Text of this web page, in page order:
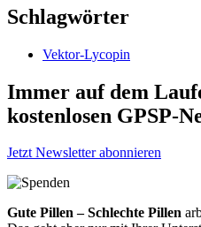
Schlagwörter
Vektor-Lycopin
Immer auf dem
kostenlosen GPSP-
Jetzt Newsletter abonnieren
Gute Pillen – Schlechte Pillen